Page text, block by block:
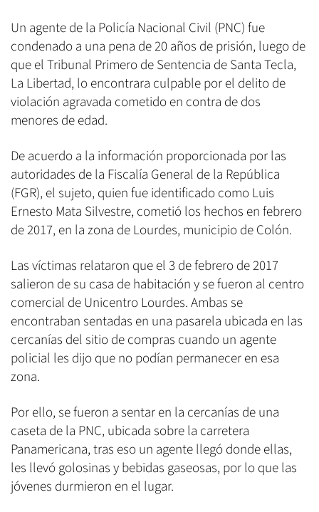
Un agente de la Policía Nacional Civil (PNC) fue
condenado a una pena de 20 años de prisión, luego de
que el Tribunal Primero de Sentencia de Santa Tecla,
La Libertad, lo encontrara culpable por el delito de
violación agravada cometido en contra de dos
menores de edad.
De acuerdo a la información proporcionada por las
autoridades de la Fiscalía General de la República
(FGR), el sujeto, quien fue identificado como Luis
Ernesto Mata Silvestre, cometió los hechos en febrero
de 2017, en la zona de Lourdes, municipio de Colón.
Las víctimas relataron que el 3 de febrero de 2017
salieron de su casa de habitación y se fueron al centro
comercial de Unicentro Lourdes. Ambas se
encontraban sentadas en una pasarela ubicada en las
cercanías del sitio de compras cuando un agente
policial les dijo que no podían permanecer en esa
zona.
Por ello, se fueron a sentar en la cercanías de una
caseta de la PNC, ubicada sobre la carretera
Panamericana, tras eso un agente llegó donde ellas,
les llevó golosinas y bebidas gaseosas, por lo que las
jóvenes durmieron en el lugar.